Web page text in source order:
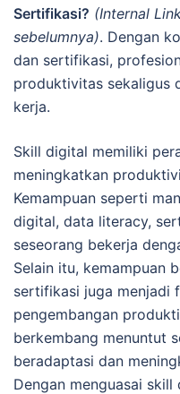
Sertifikasi? (Internal
sebelumnya). Dengan
dan sertifikasi,
produktivitas sekaligus
kerja.
Skill digital memiliki
meningkatkan
Kemampuan seperti
digital, data literacy,
seseorang bekerja
Selain itu, kemampuan
sertifikasi juga menjadi
pengembangan
berkembang menuntut
beradaptasi dan
Dengan menguasai